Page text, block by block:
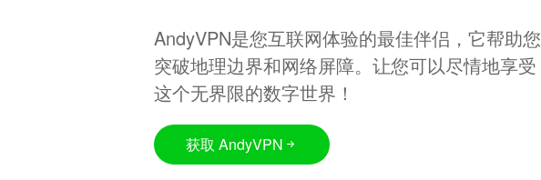
AndyVPN是您互联网体验的最佳伴侣，它帮助您
突破地理边界和网络屏障。让您可以尽情地享受
这个无界限的数字世界！
获取 AndyVPN